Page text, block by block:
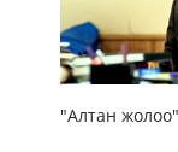
"Алтан